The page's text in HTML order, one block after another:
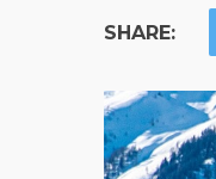
SHARE: